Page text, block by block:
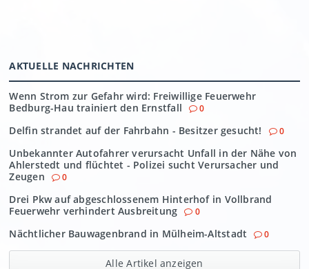
AKTUELLE NACHRICHTEN
Wenn Strom zur Gefahr wird: Freiwillige Feuerwehr
Bedburg-Hau trainiert den Ernstfall
0
Delfin strandet auf der Fahrbahn - Besitzer gesucht! 0
Unbekannter Autofahrer verursacht Unfall in der Nähe von
Ahlerstedt und flüchtet - Polizei sucht Verursacher und
Zeugen
0
Drei Pkw auf abgeschlossenem Hinterhof in Vollbrand
Feuerwehr verhindert Ausbreitung
0
Nächtlicher Bauwagenbrand in Mülheim-Altstadt 0
Alle Artikel anzeigen